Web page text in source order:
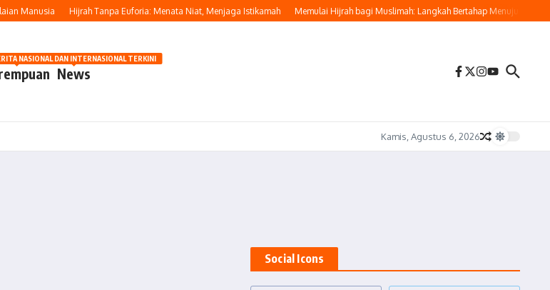
Manusia Hijrah Tanpa Euforia: Menata Niat, Menjaga Istikamah Memulai Hijrah bagi Muslimah: Langkah Bertahap Menuju
INIKECANTIKAN WANITA
News
NASIONAL DAN INTERNASIONAL TERKINI
Kamis, Agustus 6, 2026
Social Icons